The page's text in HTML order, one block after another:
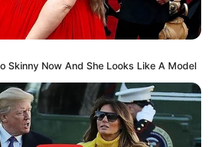
Skinny Now And She Looks Like A Model